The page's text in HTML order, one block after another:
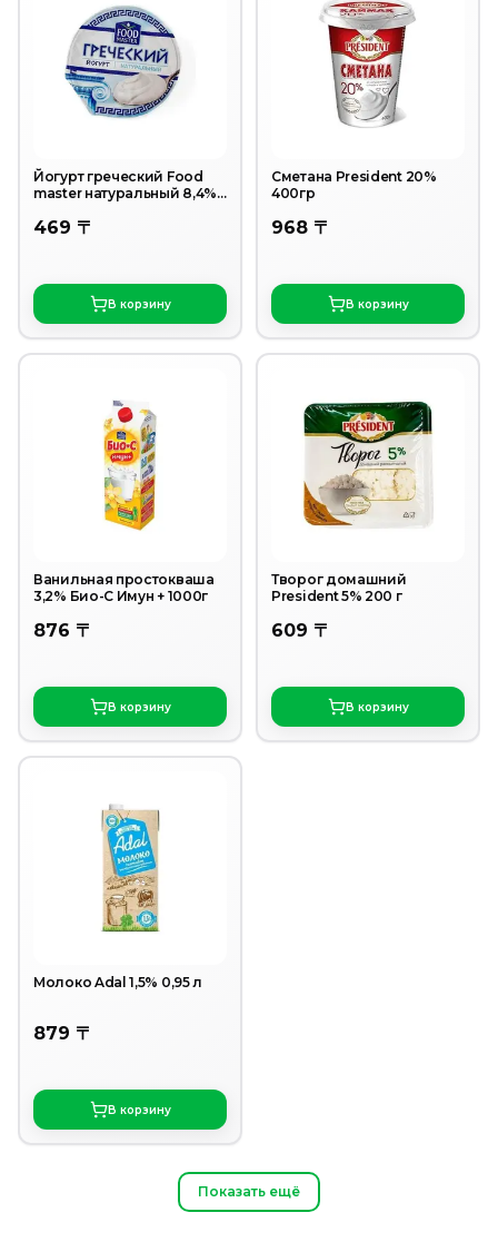
Йогурт греческий Food
master натуральный 8,4%
469 〒
В корзину
Сметана President 20%
400гр
968 〒
В корзину
Ванильная простокваша
3,2% Био-С Имун + 1000г
876 〒
В корзину
Творог домашний
President 5% 200 г
609 〒
В корзину
Молоко Adal 1,5% 0,95 л
879 〒
В корзину
Показать ещё